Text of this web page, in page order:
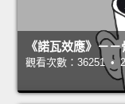
《諾瓦效應》－
觀看次數：36251 •